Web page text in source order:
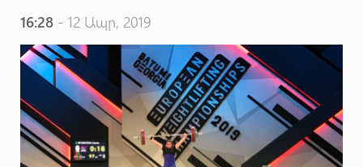
16:28- 12 Ապր, 2019